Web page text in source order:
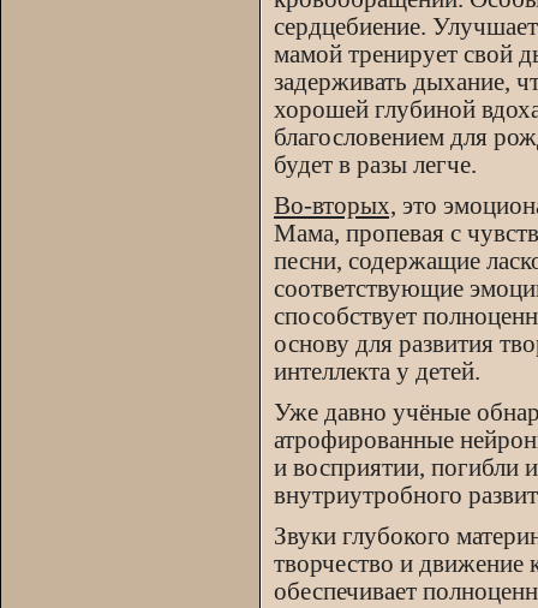
сердцебиение.
мамой тренирует свой
задерживать дыхание,
хорошей глубиной
благословением для
будет в разы легче.
Во-вторых, это
Мама, пропевая с
песни, содержащие
соответствующие
способствует
основу для развития
интеллекта у детей.
Уже давно учёные
атрофированные
и восприятии, погибли
внутриутробного
Звуки глубокого
творчество и движение
обеспечивает